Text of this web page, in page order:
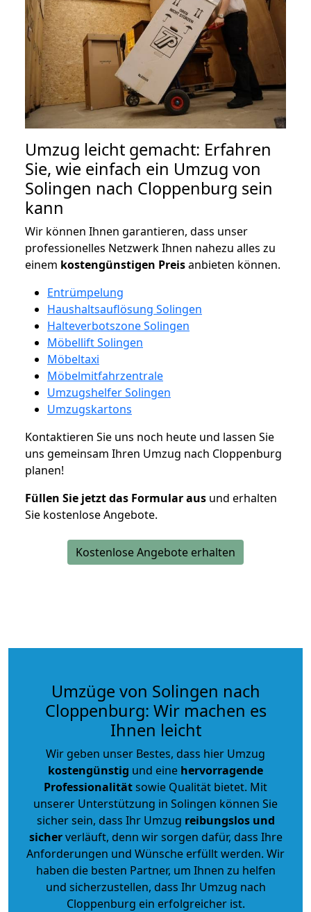
Umzug leicht gemacht: Erfahren
Sie, wie einfach ein Umzug von
Solingen nach Cloppenburg sein
kann
Wir können Ihnen garantieren, dass unser
professionelles Netzwerk Ihnen nahezu alles zu
einem kostengünstigen Preisanbieten können.
Entrümpelung
Haushaltsauflösung Solingen
Halteverbotszone Solingen
Möbellift Solingen
Möbeltaxi
Möbelmitfahrzentrale
Umzugshelfer Solingen
Umzugskartons
Kontaktieren Sie uns noch heute und lassen Sie
uns gemeinsam Ihren Umzug nach Cloppenburg
planen!
Füllen Sie jetzt das Formular aus und erhalten
Sie kostenlose Angebote.
Kostenlose Angebote erhalten
Umzüge von Solingen nach
Cloppenburg: Wir machen es
Ihnen leicht
Wir geben unser Bestes, dass hier Umzug
kostengünstig und eine hervorragende
Professionalitätsowie Qualität bietet. Mit
unserer Unterstützung in Solingen können Sie
sicher sein, dass Ihr Umzug reibungslos und
sicherverläuft, denn wir sorgen dafür, dass Ihre
Anforderungen und Wünsche erfüllt werden. Wir
haben die besten Partner, um Ihnen zu helfen
und sicherzustellen, dass Ihr Umzug nach
Cloppenburg ein erfolgreicher ist.